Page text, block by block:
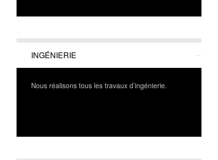
INGÉNIERIE
Nous réalisons tous les travaux d’ingénierie.